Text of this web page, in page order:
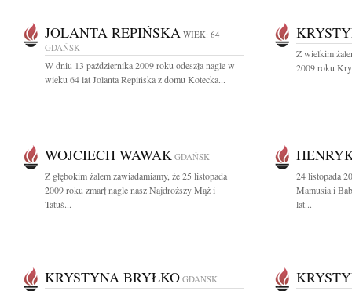
JOLANTA REPIŃSKA WIEK: 64
GDAŃSK
W dniu 13 października 2009 roku odeszła nagle w
wieku 64 lat Jolanta Repińska z domu Kotecka...
Z wielkim
2009 roku
WOJCIECH WAWAK GDAŃSK
Z głębokim żalem zawiadamiamy, że 25 listopada
2009 roku zmarł nagle nasz Najdroższy Mąż i
Tatuś...
24 listopada
Mamusia i
lat...
KRYSTYNA BRYŁKO GDAŃSK